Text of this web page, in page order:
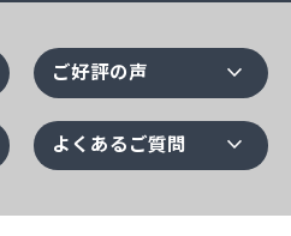
ご好評の声 expand_more
よくあるご質問 expand_more